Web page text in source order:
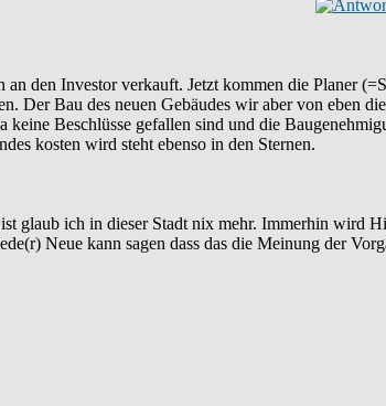
den Investor verkauft. Jetzt kommen die Planer
Der Bau des neuen Gebäudes wir aber von eben
Beschlüsse gefallen sind und die
kosten wird steht ebenso in den Sternen.
glaub ich in dieser Stadt nix mehr. Immerhin wird
Neue kann sagen dass das die Meinung der